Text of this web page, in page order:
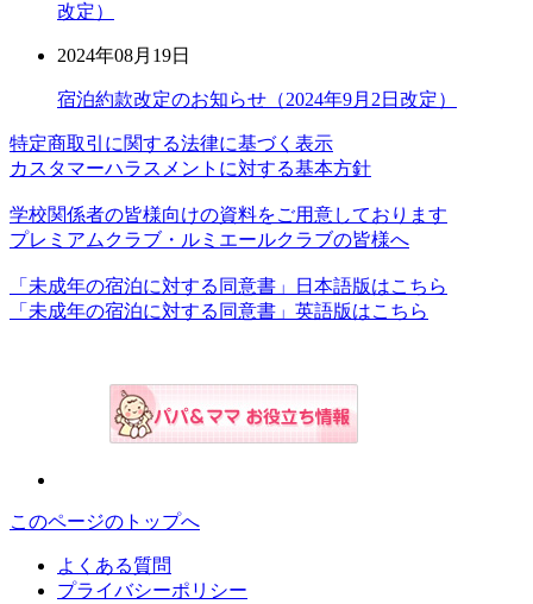
改定）
2024年08月19日
宿泊約款改定のお知らせ（2024年9月2日改定）
特定商取引に関する法律に基づく表示
カスタマーハラスメントに対する基本方針
学校関係者の皆様向けの資料をご用意しております
プレミアムクラブ・ルミエールクラブの皆様へ
「未成年の宿泊に対する同意書」日本語版はこちら
「未成年の宿泊に対する同意書」英語版はこちら
このページのトップへ
よくある質問
プライバシーポリシー